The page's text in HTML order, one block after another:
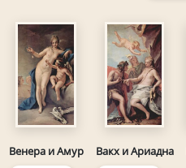
Венера и Амур Вакх и Ариадна